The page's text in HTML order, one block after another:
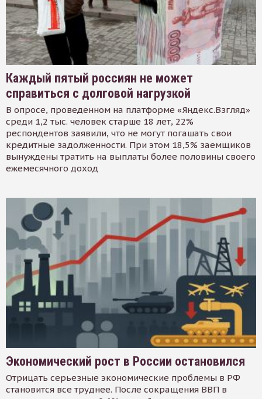
Каждый пятый россиян не может
справиться с долговой нагрузкой
В опросе, проведенном на платформе «Яндекс.Взгляд»
среди 1,2 тыс. человек старше 18 лет, 22%
респондентов заявили, что не могут погашать свои
кредитные задолженности. При этом 18,5% заемщиков
вынуждены тратить на выплаты более половины своего
ежемесячного доход
Экономический рост в России остановился
Отрицать серьезные экономические проблемы в РФ
становится все труднее. После сокращения ВВП в